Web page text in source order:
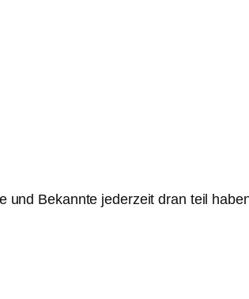
Bekannte jederzeit dran teil